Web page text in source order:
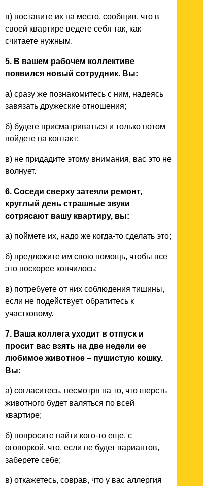
в) поставите их на место, сообщив, что в
своей квартире ведете себя так, как
считаете нужным.
5. В вашем рабочем коллективе
появился новый сотрудник. Вы:
а) сразу же познакомитесь с ним, надеясь
завязать дружеские отношения;
б) будете присматриваться и только потом
пойдете на контакт;
в) не придадите этому внимания, вас это не
волнует.
6. Соседи сверху затеяли ремонт,
круглый день страшные звуки
сотрясают вашу квартиру, вы:
а) поймете их, надо же когда-то сделать это;
б) предложите им свою помощь, чтобы все
это поскорее кончилось;
в) потребуете от них соблюдения тишины,
если не подействует, обратитесь к
участковому.
7. Ваша коллега уходит в отпуск и
просит вас взять на две недели ее
любимое животное – пушистую кошку.
Вы:
а) согласитесь, несмотря на то, что шерсть
животного будет валяться по всей
квартире;
б) попросите найти кого-то еще, с
оговоркой, что, если не будет вариантов,
заберете себе;
в) откажетесь, соврав, что у вас аллергия